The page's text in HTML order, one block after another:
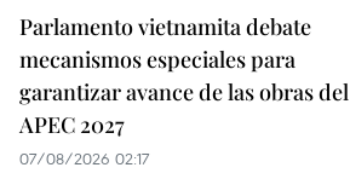
Parlamento vietnamita debate
mecanismos especiales para
garantizar avance de las obras del
APEC 2027
07/08/2026 02:17